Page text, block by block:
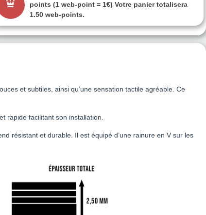
points (1 web-point = 1€) Votre panier totalisera
1.50 web-points.
et subtiles, ainsi qu’une sensation tactile agréable. Ce
rapide facilitant son installation.
résistant et durable. Il est équipé d’une rainure en V sur les